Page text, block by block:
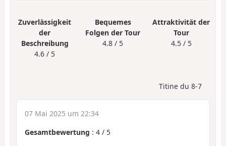
Zuverlässigkeit
der
Beschreibung
4.6 / 5
Bequemes
Folgen der Tour
4.8 / 5
Attraktivität der
Tour
4.5 / 5
Titine du 8-7
07 Mai 2025 um 22:34
Gesamtbewertung : 4 / 5